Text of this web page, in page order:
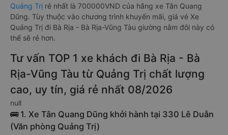
Quảng Trị rẻ nhất là 700000VND của hãng xe Tân Quang
Dũng. Tùy thuộc vào chương trình khuyến mãi, giá vé Xe
Quảng Trị đi Bà Rịa - Bà Rịa-Vũng Tàu giường nằm đôi này có
thể sẽ rẻ hơn.
Tư vấn TOP 1 xe khách đi Bà Rịa - Bà
Rịa-Vũng Tàu từ Quảng Trị chất lượng
cao, uy tín, giá rẻ nhất 08/2026
null
🚌 1. Xe Tân Quang Dũng khởi hành tại 330 Lê Duẫn
(Văn phòng Quảng Trị)